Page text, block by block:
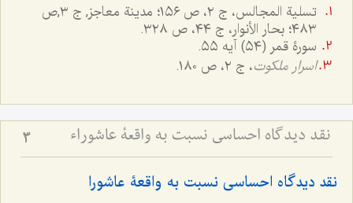
تسلیة المجالس، ج ٢، ص ١٥٦؛ مدینة معاجز, ج ۳,ص
۴۸۳؛ بحار الأنوار، ج ٤٤، ص ٣٢٨.
سورۀ قمر (٥٤) آیه ٥٥.
اسرار ملکوت، ج ٢، ص ١٨٠.
نقد دیدگاه احساسی نسبت به واقعۀ عاشوراء 3
نقد دیدگاه احساسی نسبت به واقعۀ عاشورا